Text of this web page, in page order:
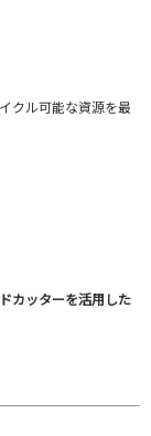
クル可能な資源を最
カッターを活用した